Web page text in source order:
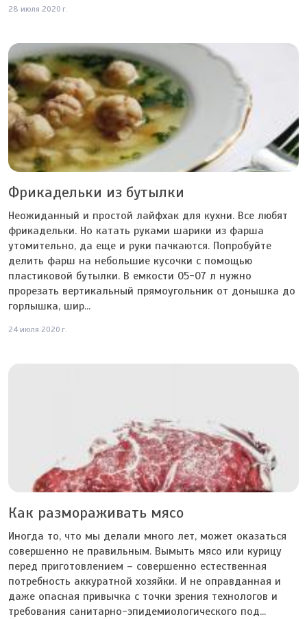
28 июля 2020 г.
Фрикадельки из бутылки
Неожиданный и простой лайфхак для кухни. Все любят
фрикадельки. Но катать руками шарики из фарша
утомительно, да еще и руки пачкаются. Попробуйте
делить фарш на небольшие кусочки с помощью
пластиковой бутылки. В емкости 05-07 л нужно
прорезать вертикальный прямоугольник от донышка до
горлышка, шир...
24 июля 2020 г.
Как размораживать мясо
Иногда то, что мы делали много лет, может оказаться
совершенно не правильным. Вымыть мясо или курицу
перед приготовлением – совершенно естественная
потребность аккуратной хозяйки. И не оправданная и
даже опасная привычка с точки зрения технологов и
требования санитарно-эпидемиологического под...